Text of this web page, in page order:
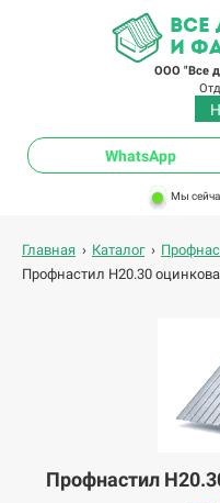
все
и
ООО "Все
WhatsApp
Мы
Главная › Каталог ›
Профнастил Н20.30
Профнастил